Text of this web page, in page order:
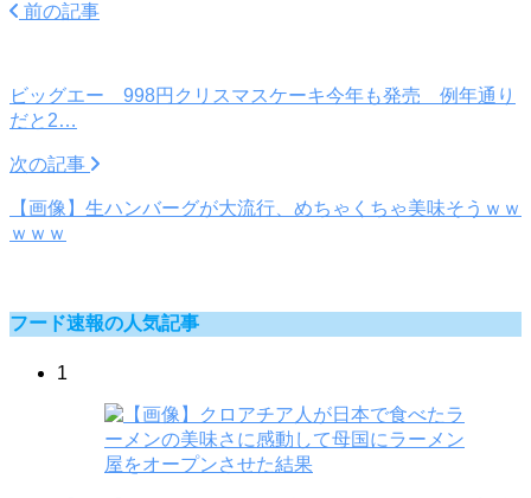
前の記事
ビッグエー 998円クリスマスケーキ今年も発売 例年通り
だと2…
次の記事
【画像】生ハンバーグが大流行、めちゃくちゃ美味そうｗｗ
ｗｗｗ
フード速報の人気記事
1